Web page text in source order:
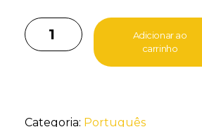
Adicionar ao
carrinho
Categoria: Português